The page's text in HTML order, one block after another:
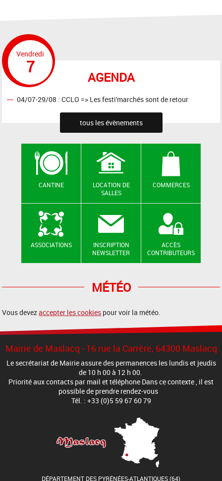
AGENDA
Vendredi
7
04/07-29/08 : CCLO => Les festi'marchés sont de retour
tous les évènements
CANTINE
LOCATION DE
SALLES
COMMERCES
ASSOCIATIONS
INSCRIPTION
NEWSLETTER
ACCÈS
CONTRIBUTEURS
MÉTÉO
Vous devezaccepter les cookies pour voir la météo.
Mairie de Maslacq - 16 rue la Carrère, 64300 Maslacq
Le secrétariat de Mairie assure des permanences les lundis et jeudis
de 10 h 00 à 12 h 00.
Priorité aux contacts par mail et téléphone Dans ce contexte , il est
possible de prendre rendez-vous
Tél. : +33 (0)5 59 67 60 79
DÉPARTEMENT DES PYRÉNÉES-ATLANTIQUES (64)